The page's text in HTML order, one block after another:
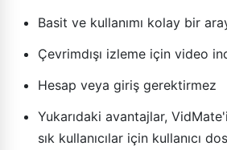
Basit ve kullanımı kolay bir
Çevrimdışı izleme için video
Hesap veya giriş gerektirmez
Yukarıdaki avantajlar,
sık kullanıcılar için kullanıcı